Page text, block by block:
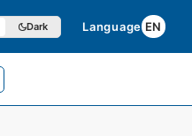
Dark Language EN